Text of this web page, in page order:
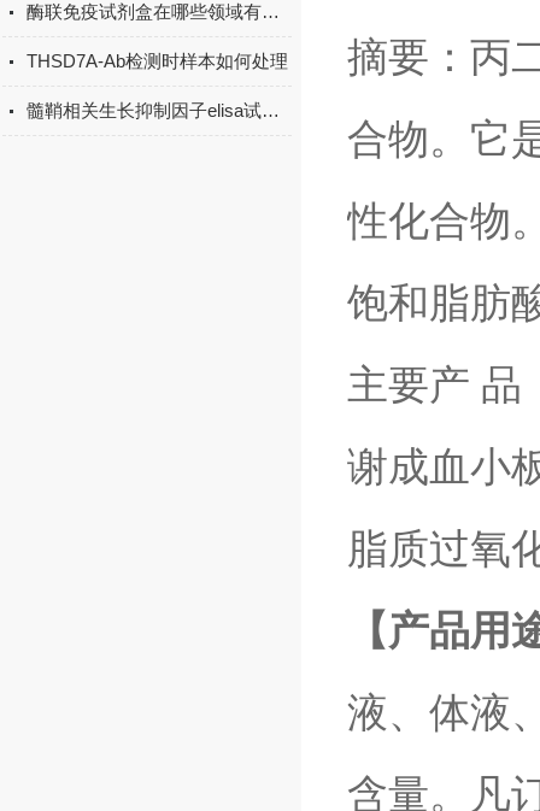
酶联免疫试剂盒在哪些领域有广泛应用？
THSD7A-Ab检测时样本如何处理
髓鞘相关生长抑制因子elisa试剂盒原理
摘要：丙
合物。它
性化合物
饱和脂肪
主要产 品
谢成血小
脂质过氧
【产品用
液、体液
含量。凡